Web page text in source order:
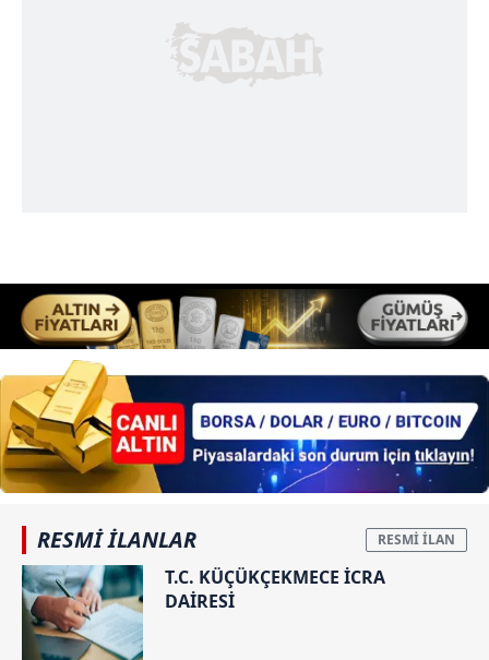
RESMİ İLANLAR
T.C. KÜÇÜKÇEKMECE İCRA
DAİRESİ